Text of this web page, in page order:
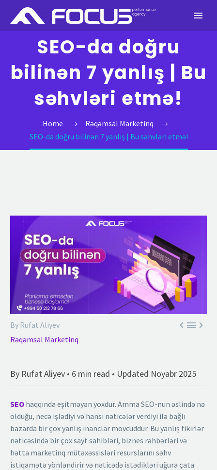
SEO-da doğru
bilinən 7 yanlış | Bu
səhvləri etmə!
Home
Rəqəmsal Marketinq
SEO-da doğru bilinən 7 yanlış | Bu səhvləri etmə!

By Rufat Aliyev
Rəqəmsal Marketinq
By Rufat Aliyev • 6 min read • Updated Noyabr 2025
SEO haqqında eşitməyən yoxdur. Amma SEO-nun əslində nə
olduğu, necə işlədiyi və hansı nəticələr verdiyi ilə bağlı
bazarda bir çox yanlış inanclar mövcuddur. Bu yanlış fikirlər
nəticəsində bir çox sayt sahibləri, biznes rəhbərləri və
hətta marketinq mütəxəssisləri resurslarını səhv
istiqamətə yönləndirir və nəticədə istədikləri uğura çata